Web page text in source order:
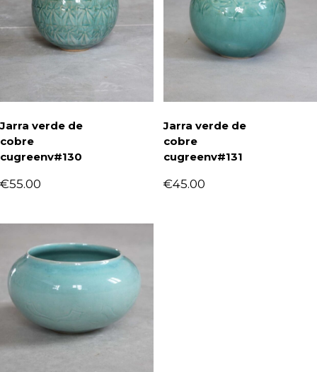
Jarra verde de
cobre
cugreenv#130
55.00
€
Jarra verde de
cobre
cugreenv#131
45.00
€